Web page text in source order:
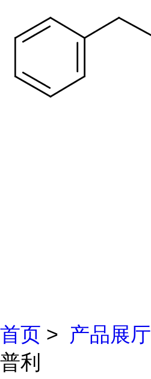
首页 > 产品展厅
普利